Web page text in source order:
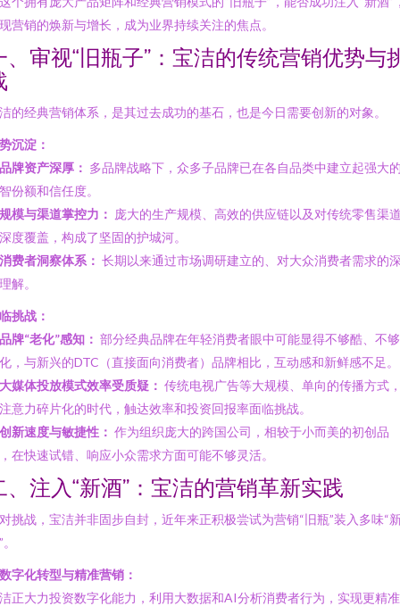
营销的焕新与增长，成为业界持续关注的焦点。
、审视“旧瓶子”：宝洁的传统营销优势与
的经典营销体系，是其过去成功的基石，也是今日需要创新的对象。
沉淀：
品牌资产深厚： 多品牌战略下，众多子品牌已在各自品类中建立起强大
份额和信任度。
规模与渠道掌控力： 庞大的生产规模、高效的供应链以及对传统零售渠
度覆盖，构成了坚固的护城河。
消费者洞察体系： 长期以来通过市场调研建立的、对大众消费者需求的
解。
挑战：
品牌“老化”感知： 部分经典品牌在年轻消费者眼中可能显得不够酷、不
，与新兴的DTC（直接面向消费者）品牌相比，互动感和新鲜感不足。
大媒体投放模式效率受质疑： 传统电视广告等大规模、单向的传播方式
意力碎片化的时代，触达效率和投资回报率面临挑战。
创新速度与敏捷性： 作为组织庞大的跨国公司，相较于小而美的初创品
在快速试错、响应小众需求方面可能不够灵活。
、注入“新酒”：宝洁的营销革新实践
挑战，宝洁并非固步自封，近年来正积极尝试为营销“旧瓶”装入多味“
字化转型与精准营销：
正大力投资数字化能力，利用大数据和AI分析消费者行为，实现更精